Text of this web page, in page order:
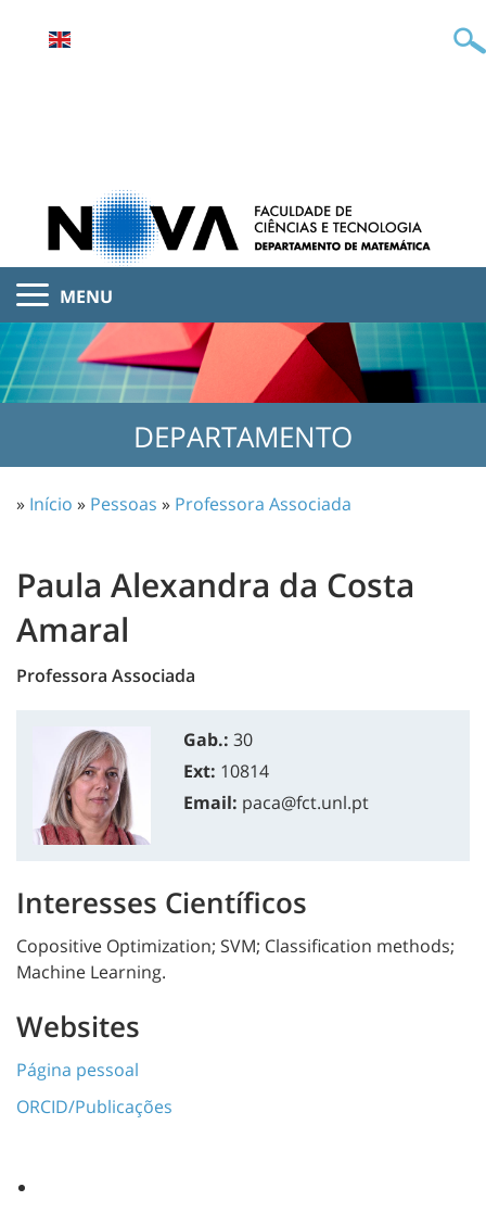
MENU
DEPARTAMENTO
» Início » Pessoas » Professora Associada
Paula Alexandra da Costa
Amaral
Professora Associada
Gab.: 30
Ext: 10814
Email: paca@fct.unl.pt
Interesses Científicos
Copositive Optimization; SVM; Classification methods;
Machine Learning.
Websites
Página pessoal
ORCID/Publicações